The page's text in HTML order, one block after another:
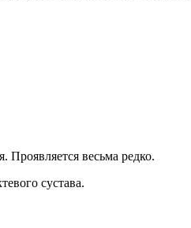
весьма редко.
сустава.